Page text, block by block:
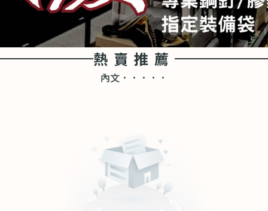
熱賣推薦
內文．．．．．